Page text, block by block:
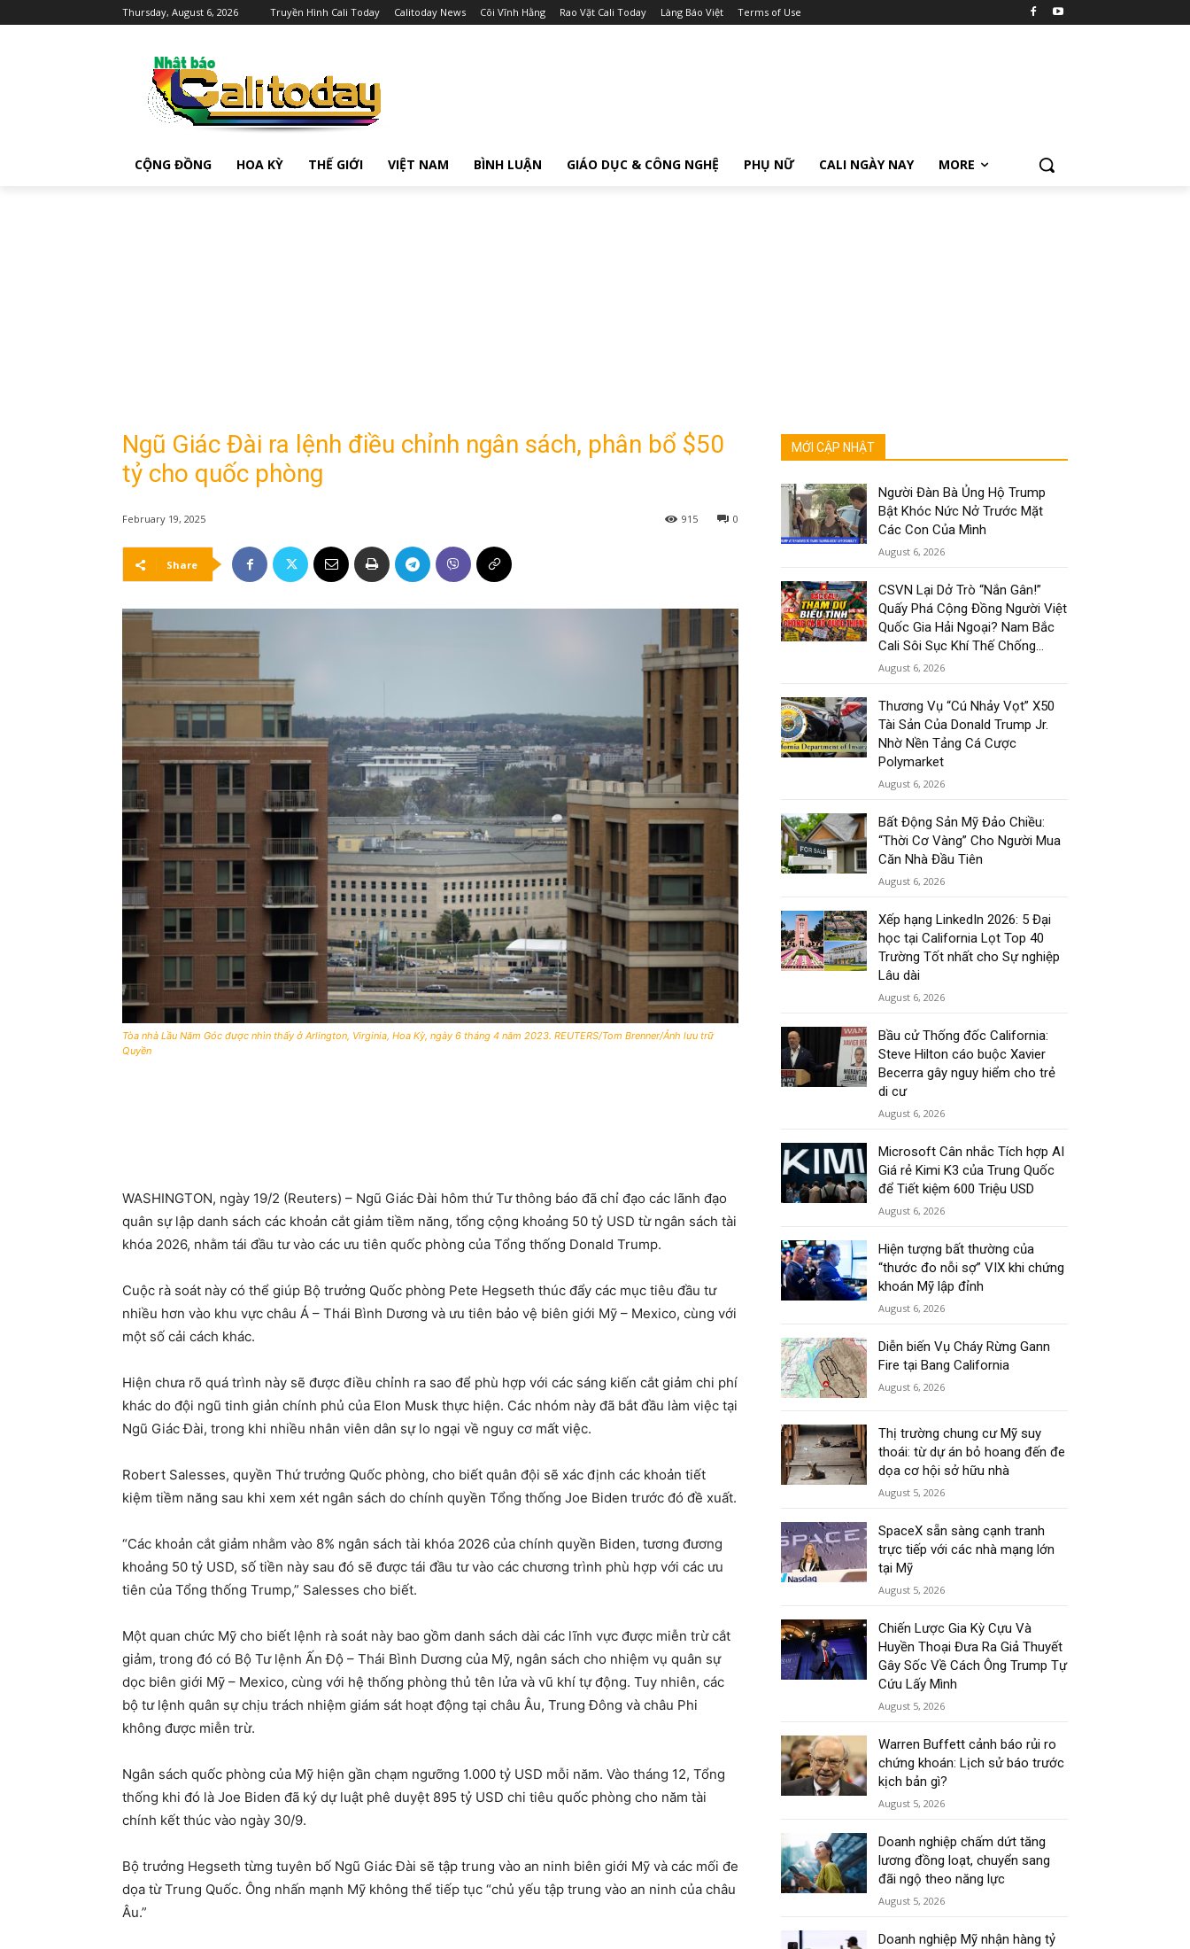
Thursday, August 6, 2026 Truyền Hình Cali Today Calitoday News Cõi Vĩnh Hằng Rao Vặt Cali Today Làng Báo Việt Terms of Use
CỘNG ĐỒNG HOA KỲ THẾ GIỚI VIỆT NAM BÌNH LUẬN GIÁO DỤC & CÔNG NGHỆ PHỤ NỮ CALI NGÀY NAY MORE
Ngũ Giác Đài ra lệnh điều chỉnh ngân sách, phân bổ $50
tỷ cho quốc phòng
February 19, 2025 0
915
Share
Tòa nhà Lầu Năm Góc được nhìn thấy ở Arlington, Virginia, Hoa Kỳ, ngày 6 tháng 4 năm 2023. REUTERS/Tom Brenner/Ảnh lưu trữ
Quyền
WASHINGTON, ngày 19/2 (Reuters) – Ngũ Giác Đài hôm thứ Tư thông báo đã chỉ đạo các lãnh đạo
quân sự lập danh sách các khoản cắt giảm tiềm năng, tổng cộng khoảng 50 tỷ USD từ ngân sách tài
khóa 2026, nhằm tái đầu tư vào các ưu tiên quốc phòng của Tổng thống Donald Trump.
Cuộc rà soát này có thể giúp Bộ trưởng Quốc phòng Pete Hegseth thúc đẩy các mục tiêu đầu tư
nhiều hơn vào khu vực châu Á – Thái Bình Dương và ưu tiên bảo vệ biên giới Mỹ – Mexico, cùng với
một số cải cách khác.
Hiện chưa rõ quá trình này sẽ được điều chỉnh ra sao để phù hợp với các sáng kiến cắt giảm chi phí
khác do đội ngũ tinh giản chính phủ của Elon Musk thực hiện. Các nhóm này đã bắt đầu làm việc tại
Ngũ Giác Đài, trong khi nhiều nhân viên dân sự lo ngại về nguy cơ mất việc.
Robert Salesses, quyền Thứ trưởng Quốc phòng, cho biết quân đội sẽ xác định các khoản tiết
kiệm tiềm năng sau khi xem xét ngân sách do chính quyền Tổng thống Joe Biden trước đó đề xuất.
“Các khoản cắt giảm nhằm vào 8% ngân sách tài khóa 2026 của chính quyền Biden, tương đương
khoảng 50 tỷ USD, số tiền này sau đó sẽ được tái đầu tư vào các chương trình phù hợp với các ưu
tiên của Tổng thống Trump,” Salesses cho biết.
Một quan chức Mỹ cho biết lệnh rà soát này bao gồm danh sách dài các lĩnh vực được miễn trừ cắt
giảm, trong đó có Bộ Tư lệnh Ấn Độ – Thái Bình Dương của Mỹ, ngân sách cho nhiệm vụ quân sự
dọc biên giới Mỹ – Mexico, cùng với hệ thống phòng thủ tên lửa và vũ khí tự động. Tuy nhiên, các
bộ tư lệnh quân sự chịu trách nhiệm giám sát hoạt động tại châu Âu, Trung Đông và châu Phi
không được miễn trừ.
Ngân sách quốc phòng của Mỹ hiện gần chạm ngưỡng 1.000 tỷ USD mỗi năm. Vào tháng 12, Tổng
thống khi đó là Joe Biden đã ký dự luật phê duyệt 895 tỷ USD chi tiêu quốc phòng cho năm tài
chính kết thúc vào ngày 30/9.
Bộ trưởng Hegseth từng tuyên bố Ngũ Giác Đài sẽ tập trung vào an ninh biên giới Mỹ và các mối đe
dọa từ Trung Quốc. Ông nhấn mạnh Mỹ không thể tiếp tục “chủ yếu tập trung vào an ninh của châu
Âu.”
MỚI CẬP NHẬT
Người Đàn Bà Ủng Hộ Trump
Bật Khóc Nức Nở Trước Mặt
Các Con Của Mình
August 6, 2026
CSVN Lại Dở Trò “Nắn Gân!”
Quấy Phá Cộng Đồng Người Việt
Quốc Gia Hải Ngoại? Nam Bắc
Cali Sôi Sục Khí Thế Chống...
August 6, 2026
Thương Vụ “Cú Nhảy Vọt” X50
Tài Sản Của Donald Trump Jr.
Nhờ Nền Tảng Cá Cược
Polymarket
August 6, 2026
Bất Động Sản Mỹ Đảo Chiều:
“Thời Cơ Vàng” Cho Người Mua
Căn Nhà Đầu Tiên
August 6, 2026
Xếp hạng LinkedIn 2026: 5 Đại
học tại California Lọt Top 40
Trường Tốt nhất cho Sự nghiệp
Lâu dài
August 6, 2026
Bầu cử Thống đốc California:
Steve Hilton cáo buộc Xavier
Becerra gây nguy hiểm cho trẻ
di cư
August 6, 2026
Microsoft Cân nhắc Tích hợp AI
Giá rẻ Kimi K3 của Trung Quốc
để Tiết kiệm 600 Triệu USD
August 6, 2026
Hiện tượng bất thường của
“thước đo nỗi sợ” VIX khi chứng
khoán Mỹ lập đỉnh
August 6, 2026
Diễn biến Vụ Cháy Rừng Gann
Fire tại Bang California
August 6, 2026
Thị trường chung cư Mỹ suy
thoái: từ dự án bỏ hoang đến đe
dọa cơ hội sở hữu nhà
August 5, 2026
SpaceX sẵn sàng cạnh tranh
trực tiếp với các nhà mạng lớn
tại Mỹ
August 5, 2026
Chiến Lược Gia Kỳ Cựu Và
Huyền Thoại Đưa Ra Giả Thuyết
Gây Sốc Về Cách Ông Trump Tự
Cứu Lấy Mình
August 5, 2026
Warren Buffett cảnh báo rủi ro
chứng khoán: Lịch sử báo trước
kịch bản gì?
August 5, 2026
Doanh nghiệp chấm dứt tăng
lương đồng loạt, chuyển sang
đãi ngộ theo năng lực
August 5, 2026
Doanh nghiệp Mỹ nhận hàng tỷ